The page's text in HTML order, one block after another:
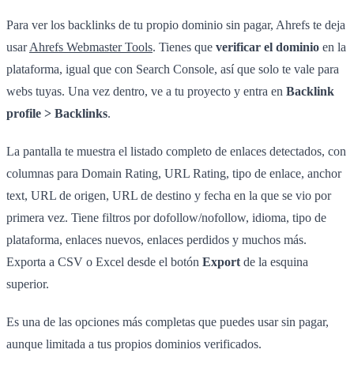
Para ver los backlinks de tu propio dominio sin pagar, Ahrefs te deja
usarAhrefs Webmaster Tools. Tienes que verificar el dominio en la
plataforma, igual que con Search Console, así que solo te vale para
webs tuyas. Una vez dentro, ve a tu proyecto y entra en Backlink
profile > Backlinks.
La pantalla te muestra el listado completo de enlaces detectados, con
columnas para Domain Rating, URL Rating, tipo de enlace, anchor
text, URL de origen, URL de destino y fecha en la que se vio por
primera vez. Tiene filtros por dofollow/nofollow, idioma, tipo de
plataforma, enlaces nuevos, enlaces perdidos y muchos más.
Exporta a CSV o Excel desde el botón Export de la esquina
superior.
Es una de las opciones más completas que puedes usar sin pagar,
aunque limitada a tus propios dominios verificados.